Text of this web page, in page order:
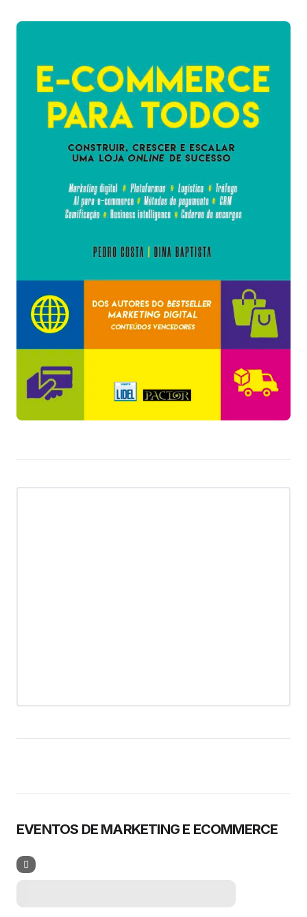
EVENTOS DE MARKETING E ECOMMERCE